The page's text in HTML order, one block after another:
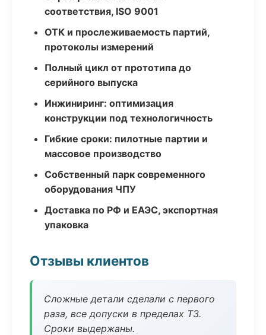
соответствия, ISO 9001
ОТК и прослеживаемость партий,
протоколы измерений
Полный цикл от прототипа до
серийного выпуска
Инжиниринг: оптимизация
конструкции под технологичность
Гибкие сроки: пилотные партии и
массовое производство
Собственный парк современного
оборудования ЧПУ
Доставка по РФ и ЕАЭС, экспортная
упаковка
Отзывы клиентов
Сложные детали сделали с первого
раза, все допуски в пределах ТЗ.
Сроки выдержаны.